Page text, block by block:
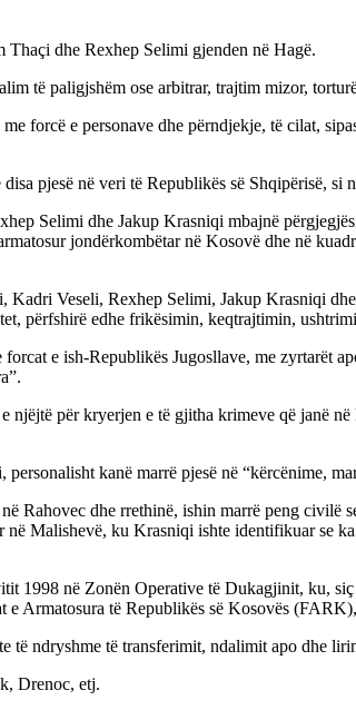
dhe Rexhep Selimi gjenden në Hagë.
të paligjshëm ose arbitrar, trajtim mizor,
forcë e personave dhe përndjekje, të cilat,
pjesë në veri të Republikës së Shqipërisë, si
Selimi dhe Jakup Krasniqi mbajnë
jondërkombëtar në Kosovë dhe në
Veseli, Rexhep Selimi, Jakup Krasniqi
përfshirë edhe frikësimin, keqtrajtimin,
e ish-Republikës Jugosllave, me zyrtarët
për kryerjen e të gjitha krimeve që janë
kanë marrë pjesë në “kërcënime,
dhe rrethinë, ishin marrë peng civilë
Malishevë, ku Krasniqi ishte identifikuar se
1998 në Zonën Operative të Dukagjinit, ku,
Armatosura të Republikës së Kosovës
ndryshme të transferimit, ndalimit apo dhe
Drenoc, etj.